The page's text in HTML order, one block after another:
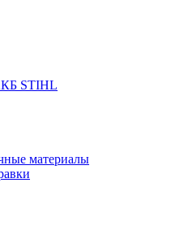
STIHL
материалы